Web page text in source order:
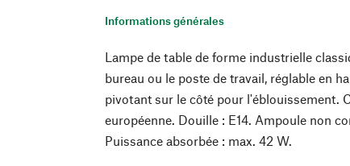
Informations générales
Lampe de table de forme industrielle
bureau ou le poste de travail, réglable en
pivotant sur le côté pour l'éblouissement.
européenne. Douille : E14. Ampoule non
Puissance absorbée : max. 42 W.